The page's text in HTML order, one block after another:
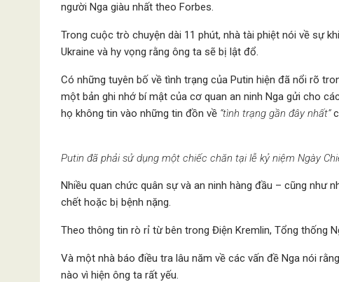
người Nga giàu nhất theo Forbes.
Trong cuộc trò chuyện dài 11 phút, nhà tài phiệt nói về sự
Ukraine và hy vọng rằng ông ta sẽ bị lật đổ.
Có những tuyên bố về tình trạng của Putin hiện đã nổi rõ
một bản ghi nhớ bí mật của cơ quan an ninh Nga gửi cho
họ không tin vào những tin đồn về “tình trạng gần đây nhất”
Putin đã phải sử dụng một chiếc chăn tại lễ kỷ niệm Ngày
Nhiều quan chức quân sự và an ninh hàng đầu – cũng như
chết hoặc bị bệnh nặng.
Theo thông tin rò rỉ từ bên trong Điện Kremlin, Tổng thống
Và một nhà báo điều tra lâu năm về các vấn đề Nga nói
nào vì hiện ông ta rất yếu.